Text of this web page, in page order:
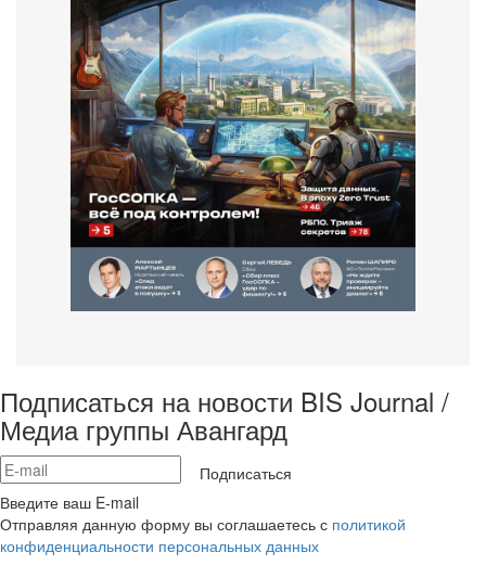
Подписаться на новости BIS Journal /
Медиа группы Авангард
Подписаться
Введите ваш E-mail
Отправляя данную форму вы соглашаетесь с политикой
конфиденциальности персональных данных